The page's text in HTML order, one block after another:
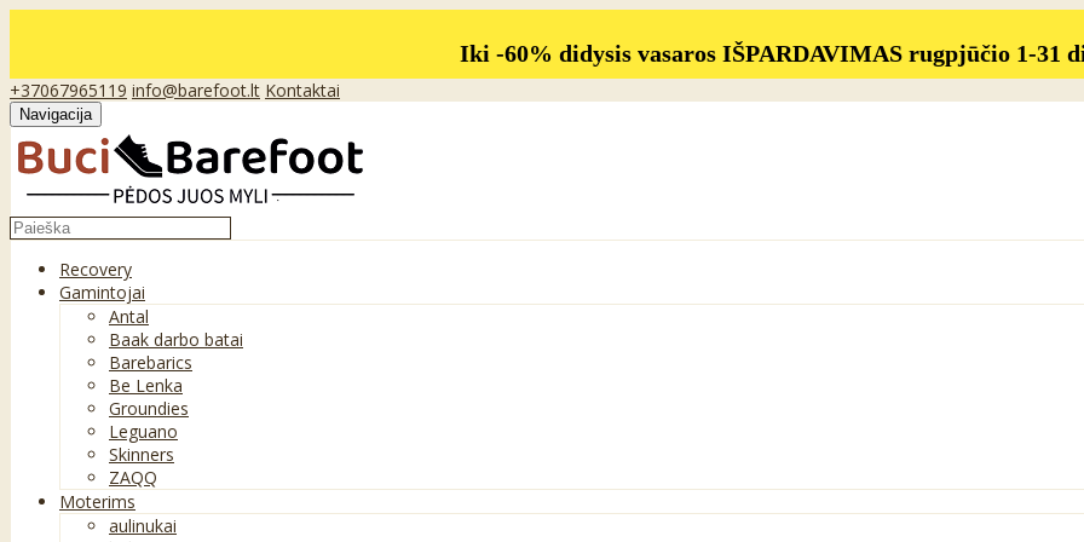
Iki -60% didysis vasaros IŠPARDAVIMAS rugpjūčio 1-31
+37067965119 info@barefoot.lt Kontaktai
Navigacija
Recovery
Gamintojai
Antal
Baak darbo batai
Barebarics
Be Lenka
Groundies
Leguano
Skinners
ZAQQ
Moterims
aulinukai